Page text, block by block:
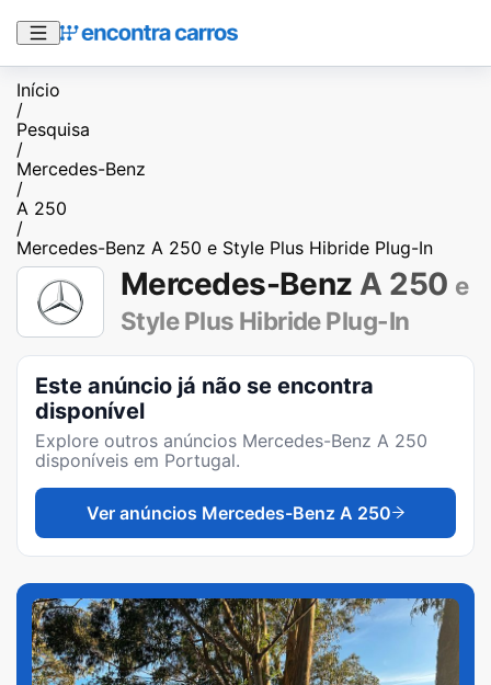
Início
/
Pesquisa
/
Mercedes-Benz
/
A 250
/
Mercedes-Benz A 250 e Style Plus Hibride Plug-In
Mercedes-Benz A 250 e
Style Plus Hibride Plug-In
Este anúncio já não se encontra
disponível
Explore outros anúncios Mercedes-Benz A 250
disponíveis em Portugal.
Ver anúncios Mercedes-Benz A 250